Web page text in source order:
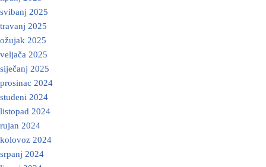
svibanj 2025
travanj 2025
ožujak 2025
veljača 2025
siječanj 2025
prosinac 2024
studeni 2024
listopad 2024
rujan 2024
kolovoz 2024
srpanj 2024